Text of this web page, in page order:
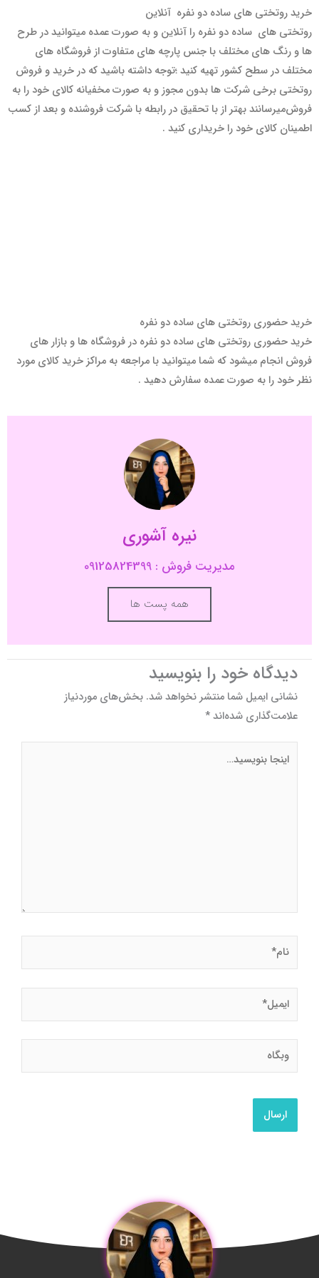
خرید روتختی های ساده دو نفره آنلاین
روتختی های ساده دو نفره را آنلاین و به صورت عمده میتوانید در طرح
ها و رنگ های مختلف با جنس پارچه های متفاوت از فروشگاه های
مختلف در سطح کشور تهیه کنید ؛توجه داشته باشید که در خرید و فروش
روتختی برخی شرکت ها بدون مجوز و به صورت مخفیانه کالای خود را به
فروش‌میرسانند بهتر از با تحقیق در رابطه با شرکت فروشنده و بعد از کسب
اطمینان کالای خود را خریداری کنید .
خرید حضوری روتختی های ساده دو نفره
خرید حضوری روتختی های ساده دو نفره در فروشگاه ها و بازار های
فروش انجام میشود که شما میتوانید با مراجعه به مراکز خرید کالای مورد
نظر خود را به صورت عمده سفارش دهید .
نیره آشوری
مدیریت فروش : 09125824399
همه پست ها
دیدگاه‌ خود را بنویسید
نشانی ایمیل شما منتشر نخواهد شد. بخش‌های موردنیاز
علامت‌گذاری شده‌اند*
بنویسید…
نام*
ایمیل*
وبگاه